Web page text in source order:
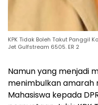
KPK Tidak Boleh Takut Panggil
Jet Gulfstream 6505. ER 2
Namun yang menjadi
menimbulkan
Mahasiswa kepada